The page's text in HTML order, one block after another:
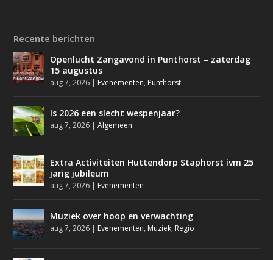
Recente berichten
Openlucht Zangavond in Punthorst – zaterdag
15 augustus
aug 7, 2026 | Evenementen, Punthorst
Is 2026 een slecht wespenjaar?
aug 7, 2026 |Algemeen
Extra Activiteiten Huttendorp Staphorst ivm 25
jarig jubileum
aug 7, 2026 | Evenementen
Muziek over hoop en verwachting
aug 7, 2026 | Evenementen, Muziek, Regio